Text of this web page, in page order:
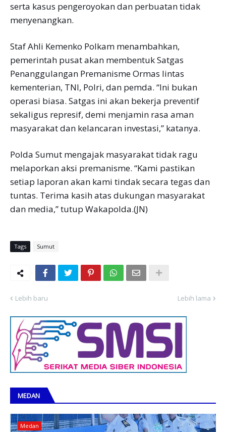
serta kasus pengeroyokan dan perbuatan tidak
menyenangkan.
Staf Ahli Kemenko Polkam menambahkan,
pemerintah pusat akan membentuk Satgas
Penanggulangan Premanisme Ormas lintas
kementerian, TNI, Polri, dan pemda. “Ini bukan
operasi biasa. Satgas ini akan bekerja preventif
sekaligus represif, demi menjamin rasa aman
masyarakat dan kelancaran investasi,” katanya.
Polda Sumut mengajak masyarakat tidak ragu
melaporkan aksi premanisme. “Kami pastikan
setiap laporan akan kami tindak secara tegas dan
tuntas. Terima kasih atas dukungan masyarakat
dan media,” tutup Wakapolda.(JN)
Tags Sumut
Lebih baru Lebih lama
MEDAN
Medan